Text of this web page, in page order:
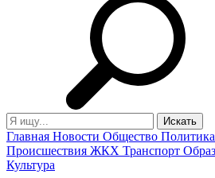
Главная Новости Общество Политика
Происшествия ЖКХ Транспорт
Культура